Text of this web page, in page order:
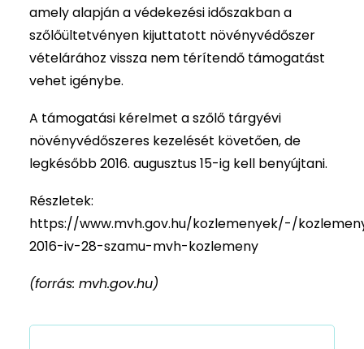
amely alapján a védekezési időszakban a
szőlőültetvényen kijuttatott növényvédőszer
vételárához vissza nem térítendő támogatást
vehet igénybe.
A támogatási kérelmet a szőlő tárgyévi
növényvédőszeres kezelését követően, de
legkésőbb 2016. augusztus 15-ig kell benyújtani.
Részletek:
https://www.mvh.gov.hu/kozlemenyek/-/
2016-iv-28-szamu-mvh-kozlemeny
(forrás: mvh.gov.hu)